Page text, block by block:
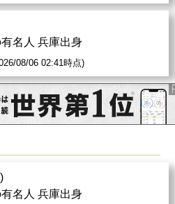
名人 兵庫出身
08/06 02:41時点)
名人 兵庫出身